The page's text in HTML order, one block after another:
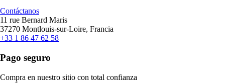
Contáctanos
11 rue Bernard Maris
37270 Montlouis-sur-Loire, Francia
+33 1 86 47 62 58
Pago seguro
Compra en nuestro sitio con total confianza